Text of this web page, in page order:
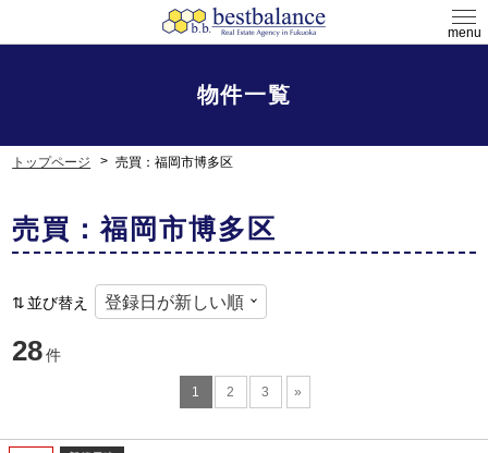
menu
物件一覧
トップページ 売買：福岡市博多区
売買：福岡市博多区
並び替え
28件
1 2 3 »